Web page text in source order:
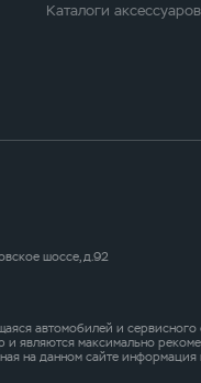
Каталоги аксессуаров
шоссе, д.92
автомобилей и
и являются максимально
на данном сайте